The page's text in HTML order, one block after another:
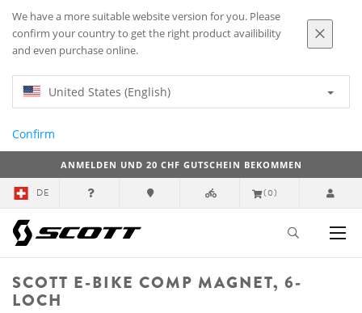
We have a more suitable website version for you. Please
confirm your country to get the right product availibility
and even purchase online.
United States (English)
Confirm
ANMELDEN UND 20 CHF GUTSCHEIN BEKOMMEN
DE (0)
SCOTT E-BIKE COMP MAGNET, 6-
LOCH